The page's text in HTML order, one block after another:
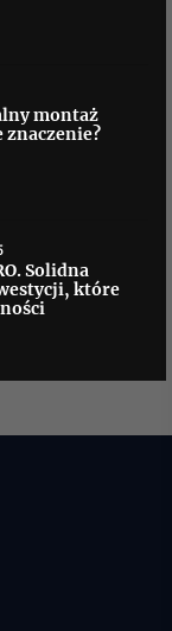
montaż
znaczenie?
Solidna
które